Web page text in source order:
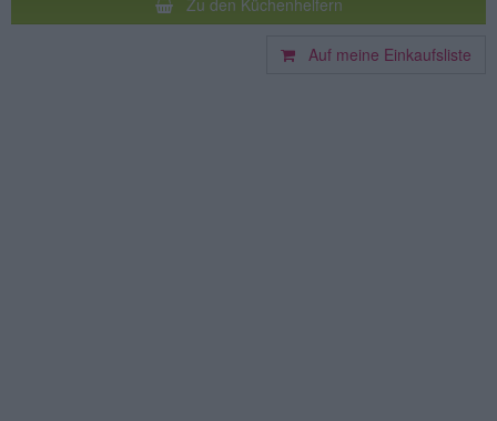
Zu den Küchenhelfern
Auf meine Einkaufsliste